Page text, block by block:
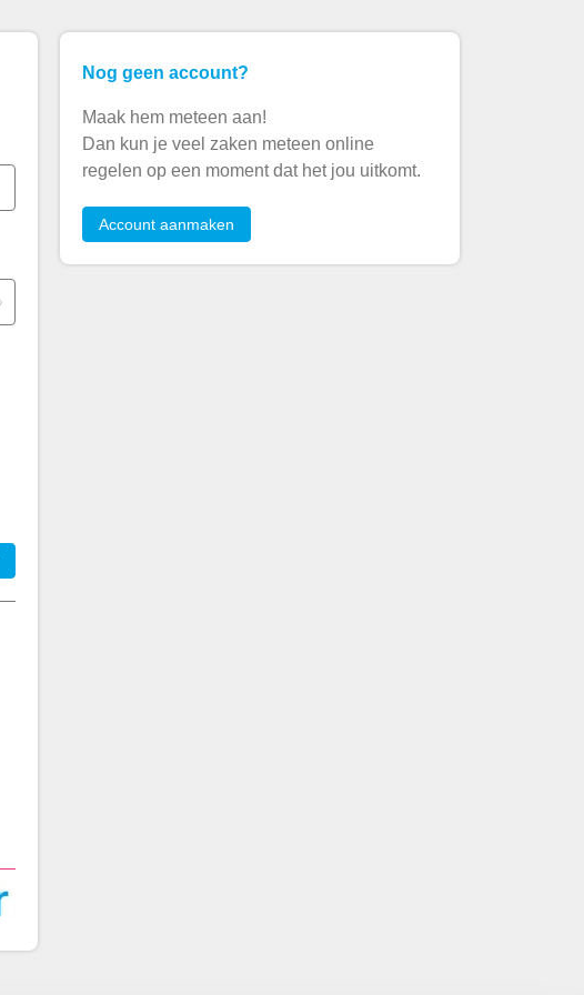
Nog geen account?
Maak hem meteen aan!
Dan kun je veel zaken meteen online
regelen op een moment dat het jou uitkomt.
Account aanmaken